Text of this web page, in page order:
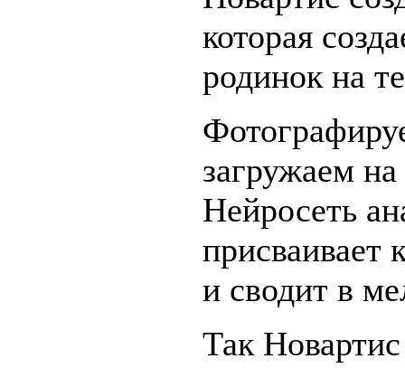
которая
родинок на
загружаем на
Нейросеть
присваивает
и сводит в
Так